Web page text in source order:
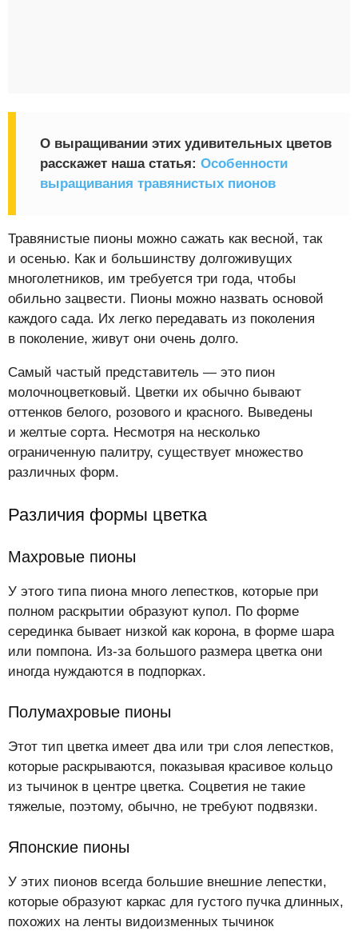
О выращивании этих удивительных цветов
расскажет наша статья: Особенности
выращивания травянистых пионов
Травянистые пионы можно сажать как весной, так
и осенью. Как и большинству долгоживущих
многолетников, им требуется три года, чтобы
обильно зацвести. Пионы можно назвать основой
каждого сада. Их легко передавать из поколения
в поколение, живут они очень долго.
Самый частый представитель — это пион
молочноцветковый. Цветки их обычно бывают
оттенков белого, розового и красного. Выведены
и желтые сорта. Несмотря на несколько
ограниченную палитру, существует множество
различных форм.
Различия формы цветка
Махровые пионы
У этого типа пиона много лепестков, которые при
полном раскрытии образуют купол. По форме
серединка бывает низкой как корона, в форме шара
или помпона. Из-за большого размера цветка они
иногда нуждаются в подпорках.
Полумахровые пионы
Этот тип цветка имеет два или три слоя лепестков,
которые раскрываются, показывая красивое кольцо
из тычинок в центре цветка. Соцветия не такие
тяжелые, поэтому, обычно, не требуют подвязки.
Японские пионы
У этих пионов всегда большие внешние лепестки,
которые образуют каркас для густого пучка длинных,
похожих на ленты видоизменных тычинок